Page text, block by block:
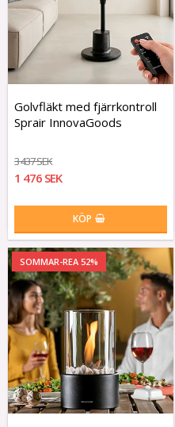
Golvfläkt med fjärrkontroll
Sprair InnovaGoods
3 437 SEK
1 476 SEK
KÖP
SOMMAR-REA 52%